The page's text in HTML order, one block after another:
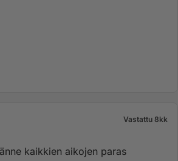
Vastattu 8kk
kaikkien aikojen paras